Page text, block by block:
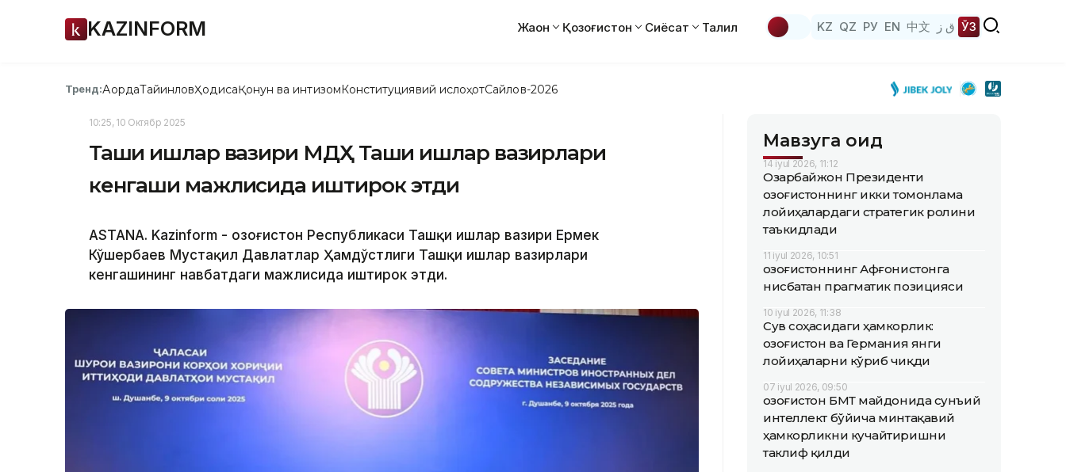
KAZINFORM Жаҳон Қозоғистон Сиёсат Таҳлил KZ QZ РУ EN 中文 ق ز ЎЗ
Тренд:АқордаТайинловҲодисаҚонун ва интизомКонституциявий ислоҳотСайлов-2026
10:25, 10 Октябр 2025
Ташқи ишлар вазири МДҲ Ташқи ишлар вазирлари
кенгаши мажлисида иштирок этди
ASTANA. Kazinform - Қозоғистон Республикаси Ташқи ишлар вазири Ермек
Кўшербаев Мустақил Давлатлар Ҳамдўстлиги Ташқи ишлар вазирлари
кенгашининг навбатдаги мажлисида иштирок этди.
Мавзуга оид
14 iyul 2026, 11:12
Озарбайжон Президенти
Қозоғистоннинг икки томонлама
лойиҳалардаги стратегик ролини
таъкидлади
11 iyul 2026, 10:51
Қозоғистоннинг Афғонистонга
нисбатан прагматик позицияси
10 iyul 2026, 11:38
Сув соҳасидаги ҳамкорлик:
Қозоғистон ва Германия янги
лойиҳаларни кўриб чиқди
07 iyul 2026, 09:50
Қозоғистон БМТ майдонида сунъий
интеллект бўйича минтақавий
ҳамкорликни кучайтиришни
таклиф қилди